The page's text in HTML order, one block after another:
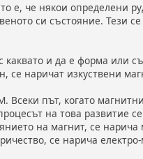
е, че някои определени
си състояние. Тези
и да е форма или
се наричат изкуствени
път, когато
на това развитие
на магнит, се
се нарича